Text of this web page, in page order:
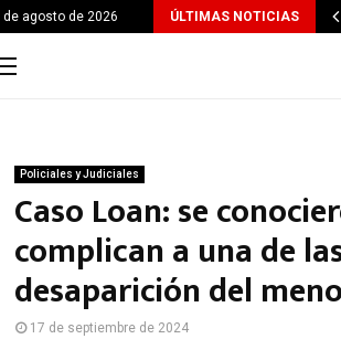
de agosto de 2026 ÚLTIMAS NOTICIAS
Policiales y Judiciales
Caso Loan: se
complican a una de
desaparición del
17 de septiembre de 2024